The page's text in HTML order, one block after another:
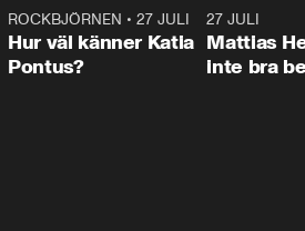
0:46
ROCKBJÖRNEN •27 JULI
Hur väl känner Katia
Pontus?
27 JULI
Mattias
inte bra